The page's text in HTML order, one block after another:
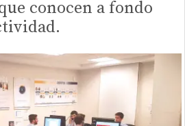
conocen a fondo